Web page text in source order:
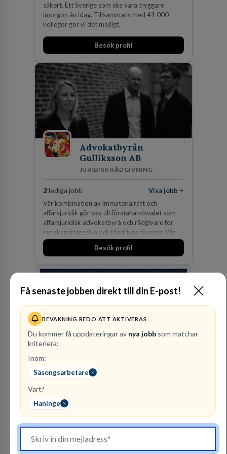
Få senaste jobben direkt till din E-post!
BEVAKNING REDO ATT AKTIVERAS
Du kommer få uppdateringar av nya jobb som matchar
kriteriera:
Inom:
Säsongsarbetare
Vart?
Haninge
säkert. Ett Sverige som ska vara tryggare
imorgon än idag. Tillsammans med 41 000
kollegor gör vi det möjligt.
Besök profil
Advokatbyrån
Gulliksson AB
JURIDISK RÅDGIVNING
2lediga jobb
Visa jobb
Vår kombination av immaterialrätt och
affärsjuridik gör oss till förstahandsvalet som
affärsjuridisk advokatbyrå och rådgivare för
kunskapsintensiva och idédrivna företag. Vår
expertis inom IP-tillgångar har gett oss en
marknadsledande position. Våra klienter väljer
skydda, utveckla och kommersialisera
Besök profil
Piper Sweden KB
ADVOKATBYRÅER
1lediga jobb
advokatbyråer med kontor i över 40 länder i
och Oceanien. Vi är specialister inom
Besök profil